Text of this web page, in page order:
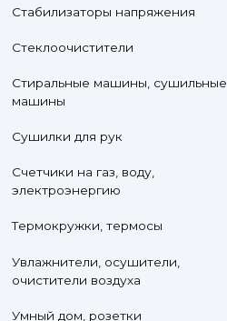
Стабилизаторы напряжения
Стеклоочистители
Стиральные машины, сушильные
машины
Сушилки для рук
Счетчики на газ, воду,
электроэнергию
Термокружки, термосы
Увлажнители, осушители,
очистители воздуха
Умный дом, розетки